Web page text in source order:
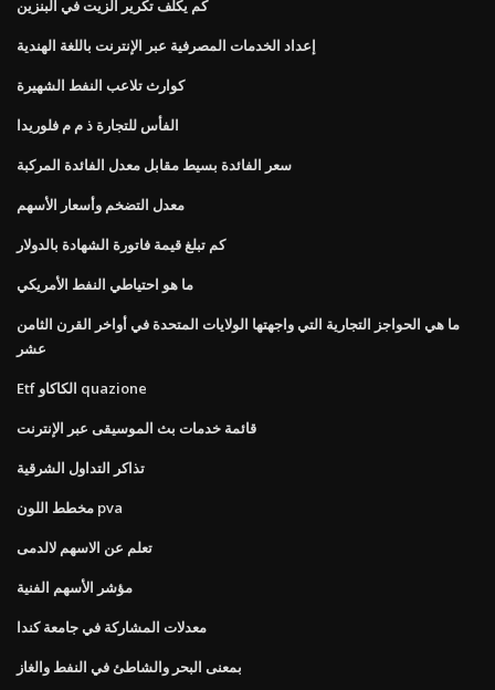
كم يكلف تكرير الزيت في البنزين
إعداد الخدمات المصرفية عبر الإنترنت باللغة الهندية
كوارث تلاعب النفط الشهيرة
الفأس للتجارة ذ م م فلوريدا
سعر الفائدة بسيط مقابل معدل الفائدة المركبة
معدل التضخم وأسعار الأسهم
كم تبلغ قيمة فاتورة الشهادة بالدولار
ما هو احتياطي النفط الأمريكي
ما هي الحواجز التجارية التي واجهتها الولايات المتحدة في أواخر القرن الثامن
عشر
Etf الكاكاو quazione
قائمة خدمات بث الموسيقى عبر الإنترنت
تذاكر التداول الشرقية
مخطط اللون pva
تعلم عن الاسهم لالدمى
مؤشر الأسهم الفنية
معدلات المشاركة في جامعة كندا
بمعنى البحر والشاطئ في النفط والغاز